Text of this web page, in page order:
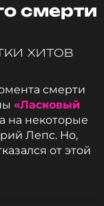
смерти
хитов
смерти
«Ласковый
на некоторые
Лепс. Но,
от этой